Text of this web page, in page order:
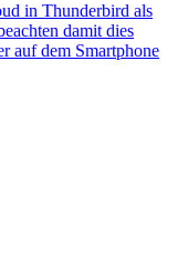
in Thunderbird als
damit dies
auf dem Smartphone